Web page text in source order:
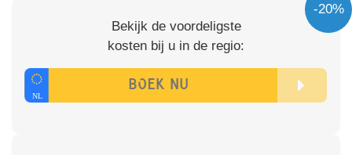
-20%
Bekijk de voordeligste
kosten bij u in de regio: